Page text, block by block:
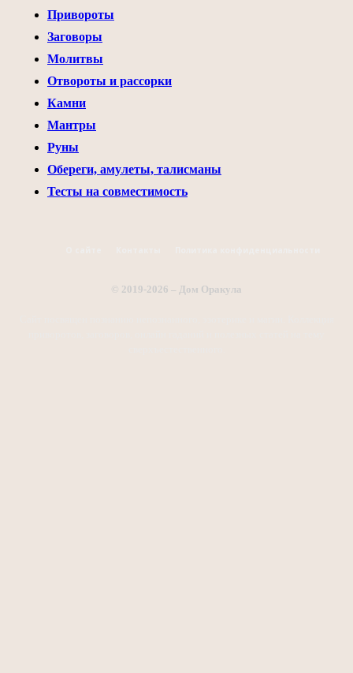
Привороты
Заговоры
Молитвы
Отвороты и рассорки
Камни
Мантры
Руны
Обереги, амулеты, талисманы
Тесты на совместимость
© 2019-2026 – Дом Оракула